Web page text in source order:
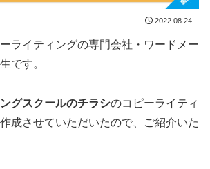
2022.08.24
ライティングの専門会社・ワードメー
です。
グスクールのチラシのコピーライティ
成させていただいたので、ご紹介いた